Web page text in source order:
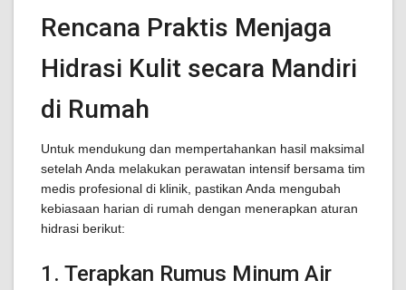
Rencana Praktis Menjaga
Hidrasi Kulit secara Mandiri
di Rumah
Untuk mendukung dan mempertahankan hasil maksimal
setelah Anda melakukan perawatan intensif bersama tim
medis profesional di klinik, pastikan Anda mengubah
kebiasaan harian di rumah dengan menerapkan aturan
hidrasi berikut:
1. Terapkan Rumus Minum Air